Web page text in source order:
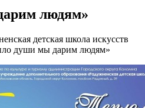
людям»
детская школа искусств
души мы дарим людям»